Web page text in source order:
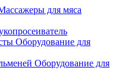
для мяса
Оборудование для
Оборудование для